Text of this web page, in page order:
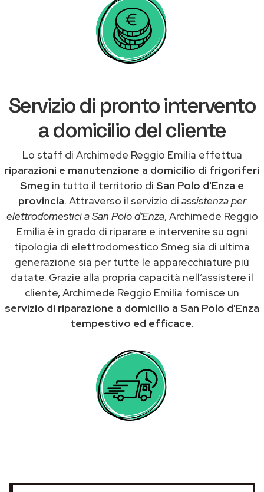
Servizio di pronto intervento
a domicilio del cliente
Lo staff di Archimede Reggio Emilia effettua
riparazioni e manutenzione a domicilio di frigoriferi
Smeg in tutto il territorio di San Polo d'Enza e
provincia. Attraverso il servizio di assistenza per
elettrodomestici a San Polo d'Enza, Archimede Reggio
Emilia è in grado di riparare e intervenire su ogni
tipologia di elettrodomestico Smeg sia di ultima
generazione sia per tutte le apparecchiature più
datate. Grazie alla propria capacità nell’assistere il
cliente, Archimede Reggio Emilia fornisce un
servizio di riparazione a domicilio a San Polo d'Enza
tempestivo ed efficace.